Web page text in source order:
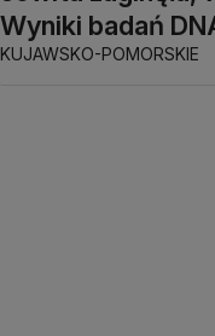
Wyniki badań
KUJAWSKO-POMORSKIE